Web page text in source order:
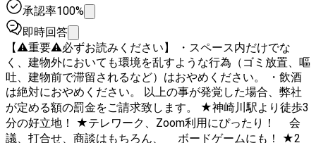
承認率100%
即時回答
【⚠️重要⚠️必ずお読みください】 ・スペース内だけでな
く、建物外においても環境を乱すような行為（ゴミ放置、嘔
吐、建物前で滞留されるなど）はおやめください。 ・飲酒
は絶対におやめください。 以上の事が発覚した場合、弊社
が定める額の罰金をご請求致します。 ★神崎川駅より徒歩3
分の好立地！ ★テレワーク、Zoom利用にぴったり！ 会
議、打合せ、商談はもちろん、 ボードゲームにも！ ★2